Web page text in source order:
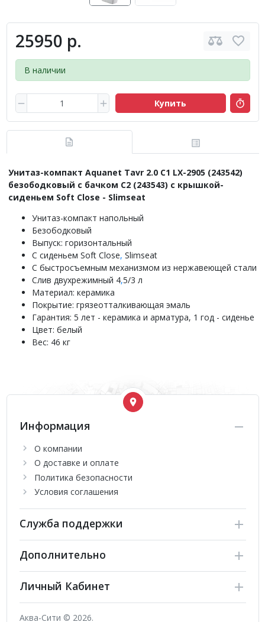
25950 р.
В наличии
Купить
Унитаз-компакт Aquanet Tavr 2.0 C1 LX-2905 (243542)
безободковый с бачком C2 (243543) с крышкой-
сиденьем Soft Close - Slimseat
Унитаз-компакт напольный
Безободковый
Выпуск: горизонтальный
С сиденьем Soft Close, Slimseat
C быстросъемным механизмом из нержавеющей стали
Слив двухрежимный 4,5/3 л
Материал: керамика
Покрытие: грязеотталкивающая эмаль
Гарантия: 5 лет - керамика и арматура, 1 год - сиденье
Цвет: белый
Вес: 46 кг
Информация
О компании
О доставке и оплате
Политика безопасности
Условия соглашения
Служба поддержки
Дополнительно
Личный Кабинет
Аква-Сити © 2026.